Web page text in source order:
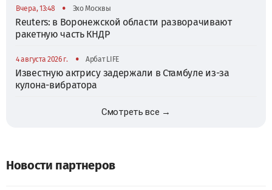
Вчера, 13:48 • Эхо Москвы
Reuters: в Воронежской области разворачивают
ракетную часть КНДР
4 августа 2026 г. • Арбат LIFE
Известную актрису задержали в Стамбуле из-за
кулона-вибратора
Смотреть все →
Новости партнеров